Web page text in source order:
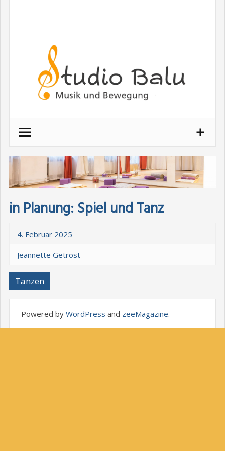
in Planung: Spiel und Tanz
4. Februar 2025
Jeannette Getrost
Tanzen
Powered by WordPress and zeeMagazine.